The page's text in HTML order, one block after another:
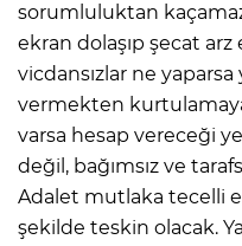
sorumluluktan
ekran dolaşıp şecat
vicdansızlar ne
vermekten
varsa hesap vereceği
değil, bağımsız ve
Adalet mutlaka tecelli
şekilde teskin olacak.